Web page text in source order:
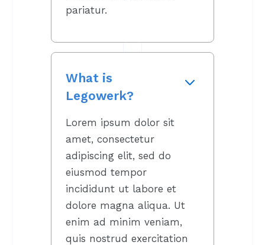
pariatur.
What is
Legowerk?
Lorem ipsum dolor sit
amet, consectetur
adipiscing elit, sed do
eiusmod tempor
incididunt ut labore et
dolore magna aliqua. Ut
enim ad minim veniam,
quis nostrud exercitation